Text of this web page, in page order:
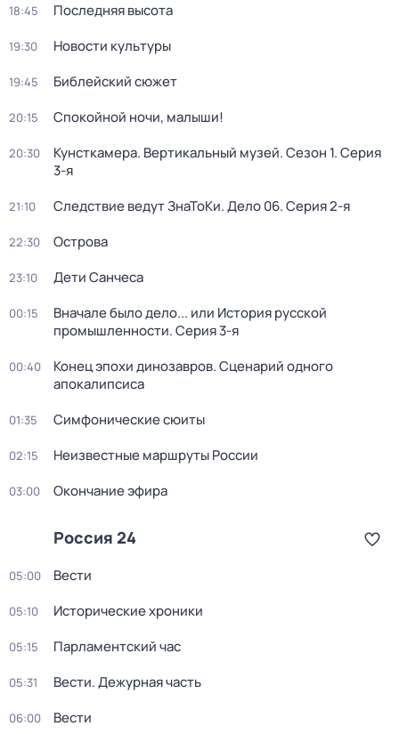
18:45 Последняя высота
19:30 Новости культуры
19:45 Библейский сюжет
20:15 Спокойной ночи, малыши!
20:30 Кунсткамера. Вертикальный музей. Сезон 1. Серия
3-я
21:10 Следствие ведут ЗнаТоКи. Дело 06. Серия 2-я
22:30 Острова
23:10 Дети Санчеса
00:15
Вначале было дело... или История русской
промышленности. Серия 3-я
00:40
Конец эпохи динозавров. Сценарий одного
апокалипсиса
01:35 Симфонические сюиты
02:15 Неизвестные маршруты России
03:00 Окончание эфира
Россия 24
05:00 Вести
05:10 Исторические хроники
05:15 Парламентский час
05:31 Вести. Дежурная часть
06:00 Вести